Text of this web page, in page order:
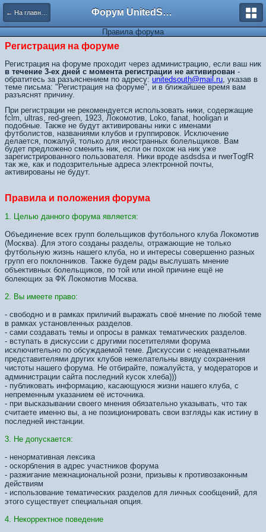
← На главную Форум UnitedSouth
Правила форума
Регистрация на форуме
Регистрация на форуме проходит через администрацию, если ваш ник
в течение 3-ех дней с момента регистрации не активирован -
обратитесь за разъяснением по адресу: unitedsouth@mail.ru, указав в
теме письма: "Регистрация на форуме", и в ближайшее время вам
разъяснят причину.
При регистрации не рекомендуется использовать ники, содержащие
fclm, ultras, red-green, 1923, Локомотив, Loko, fanat, hooligan и
подобные. Также не будут активированы ники с именами
футболистов, названиями клубов и группировок. Исключение
делается, пожалуй, только для иностранных болельщиков. Вам
будет предложено сменить ник, если он похож на ник уже
зарегистрированного пользователя. Ники вроде asdsdsa и rwerTоgfR
так же, как и подозрительные адреса электронной почты,
активированы не будут.
Правила и положения форума
1. Целью данного форума является:
Объединение всех групп болельщиков футбольного клуба Локомотив
(Москва). Для этого созданы разделы, отражающие не только
футбольную жизнь нашего клуба, но и интересы совершенно разных
групп его поклонников. Также будем рады выслушать мнение
объективных болельщиков, по той или иной причине ещё не
болеющих за ФК Локомотив Москва.
2. Вы имеете право:
- свободно и в рамках приличий выражать своё мнение по любой теме
в рамках установленных разделов.
- сами создавать темы и опросы в рамках тематических разделов.
- вступать в дискуссии с другими посетителями форума
исключительно по обсуждаемой теме. Дискуссии с неадекватными
представителями других клубов нежелательны ввиду сохранения
чистоты нашего форума. Не отбирайте, пожалуйста, у модераторов и
администрации сайта последний кусок хлеба)))
- публиковать информацию, касающуюся жизни нашего клуба, с
непременным указанием её источника.
- при высказывании своего мнения обязательно указывать, что так
считаете именно вы, а не позиционировать свои взгляды как истину в
последней инстанции.
3. Не допускается:
- ненормативная лексика
- оскорбления в адрес участников форума
- разжигание межнациональной розни, призывы к противозаконным
действиям
- использование тематических разделов для личных сообщений, для
этого существует специальная опция.
4. Некорректное поведение